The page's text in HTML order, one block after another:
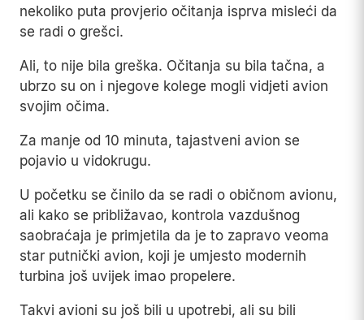
nekoliko puta provjerio očitanja isprva misleći da
se radi o grešci.
Ali, to nije bila greška. Očitanja su bila tačna, a
ubrzo su on i njegove kolege mogli vidjeti avion
svojim očima.
Za manje od 10 minuta, tajastveni avion se
pojavio u vidokrugu.
U početku se činilo da se radi o običnom avionu,
ali kako se približavao, kontrola vazdušnog
saobraćaja je primjetila da je to zapravo veoma
star putnički avion, koji je umjesto modernih
turbina još uvijek imao propelere.
Takvi avioni su još bili u upotrebi, ali su bili